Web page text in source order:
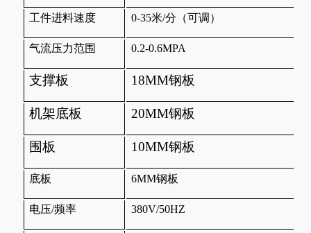
工件进料速度 0-35米/分（可调）
气流压力范围 0.2-0.6MPA
支撑板 18MM钢板
机架底板 20MM钢板
围板 10MM钢板
底板 6MM钢板
电压/频率 380V/50HZ